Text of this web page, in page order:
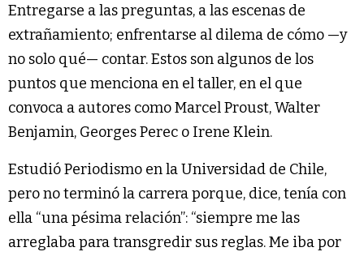
Entregarse a las preguntas, a las escenas de
extrañamiento; enfrentarse al dilema de cómo —y
no solo qué— contar. Estos son algunos de los
puntos que menciona en el taller, en el que
convoca a autores como Marcel Proust, Walter
Benjamin, Georges Perec o Irene Klein.
Estudió Periodismo en la Universidad de Chile,
pero no terminó la carrera porque, dice, tenía con
ella “una pésima relación”: “siempre me las
arreglaba para transgredir sus reglas. Me iba por